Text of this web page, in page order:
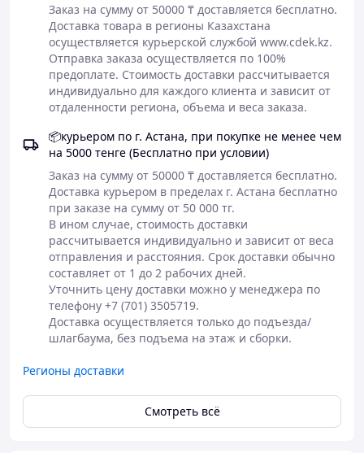
Состав
Высокотехнологичный экстракт лечебных трав:
Экстракт евкоммии вязолистной (укрепление
суставов)
Экстракт ремании клейкой (снятие воспалений)
Экстракт корня имбиря и женьшеня
Экстракт мяты перечной (местная анестезия и
свежесть)
Экстракт шафрана, дудника и центеллы
азиатской (регенерация тканей и лимфодренаж)
Комплекс натуральных антисептических
агентов
Способ применения
Тщательно очистите и высушите кожу в
проблемной зоне.
Нанесите несколько капель бальзама наружно.
Мягко массируйте круговыми движениями до
полного впитывания.
действие, сопровождающееся покалыванием
Применяйте 2–3 раза в день. После процедуры
тщательно вымойте руки с мылом, избегайте
попадания в глаза и на слизистые оболочки.
Заказ на сумму от 50000 ₸ доставляется бесплатно.
Доставка товара в регионы Казахстана
осуществляется курьерской службой www.cdek.kz.
Отправка заказа осуществляется по 100%
предоплате. Стоимость доставки рассчитывается
индивидуально для каждого клиента и зависит от
отдаленности региона, объема и веса заказа.
📦курьером по г. Астана, при покупке не менее чем
на 5000 тенге (Бесплатно при условии)
Заказ на сумму от 50000 ₸ доставляется бесплатно.
Доставка курьером в пределах г. Астана бесплатно
при заказе на сумму от 50 000 тг.
В ином случае, стоимость доставки
рассчитывается индивидуально и зависит от веса
отправления и расстояния. Срок доставки обычно
составляет от 1 до 2 рабочих дней.
Уточнить цену доставки можно у менеджера по
телефону +7 (701) 3505719.
Доставка осуществляется только до подъезда/
шлагбаума, без подъема на этаж и сборки.
Регионы доставки
Смотреть всё